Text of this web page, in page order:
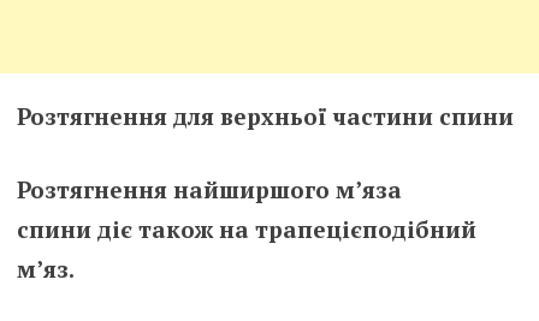
Розтягнення для верхньої частини спини
Розтягнення найширшого м’яза
спини діє також на трапецієподібний
м’яз.